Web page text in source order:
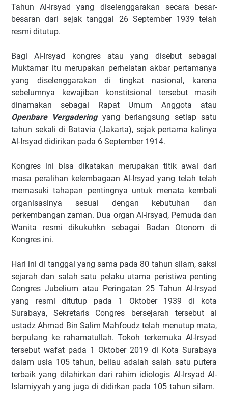
Tahun Al-Irsyad yang diselenggarakan secara besar-
besaran dari sejak tanggal 26 September 1939 telah
resmi ditutup.
Bagi Al-Irsyad kongres atau yang disebut sebagai
Muktamar itu merupakan perhelatan akbar pertamanya
yang diselenggarakan di tingkat nasional, karena
sebelumnya kewajiban konstitsional tersebut masih
dinamakan sebagai Rapat Umum Anggota atau
Openbare Vergaderingyang berlangsung setiap satu
tahun sekali di Batavia (Jakarta), sejak pertama kalinya
Al-Irsyad didirikan pada 6 September 1914.
Kongres ini bisa dikatakan merupakan titik awal dari
masa peralihan kelembagaan Al-Irsyad yang telah telah
memasuki tahapan pentingnya untuk menata kembali
organisasinya sesuai dengan kebutuhan dan
perkembangan zaman. Dua organ Al-Irsyad, Pemuda dan
Wanita resmi dikukuhkn sebagai Badan Otonom di
Kongres ini.
Hari ini di tanggal yang sama pada 80 tahun silam, saksi
sejarah dan salah satu pelaku utama peristiwa penting
Congres Jubelium atau Peringatan 25 Tahun Al-Irsyad
yang resmi ditutup pada 1 Oktober 1939 di kota
Surabaya, Sekretaris Congres bersejarah tersebut al
ustadz Ahmad Bin Salim Mahfoudz telah menutup mata,
berpulang ke rahamatullah. Tokoh terkemuka Al-Irsyad
tersebut wafat pada 1 Oktober 2019 di Kota Surabaya
dalam usia 105 tahun, beliau adalah salah satu putera
terbaik yang dilahirkan dari rahim idiologis Al-Irsyad Al-
Islamiyyah yang juga di didirkan pada 105 tahun silam.